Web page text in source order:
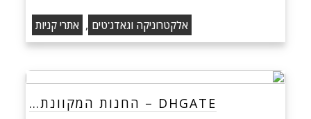
אלקטרוניקה וגאדג'טים , אתרי קניות
DHGATE – החנות המקוונת…